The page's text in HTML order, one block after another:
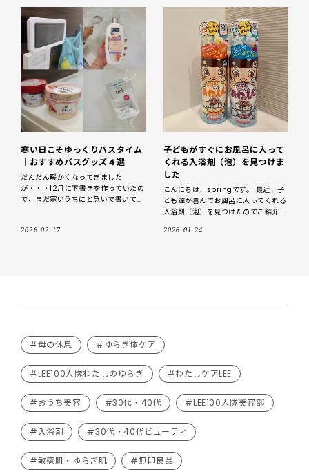
寒い日こそゆっくりバスタイム
｜おすすめバスグッズ４選
だんだん暖かくなってきました
が・・・12月に下書きを作っていたの
で、まだ寒いうちにと急いで書いてお
（とても面倒）です
2026.02.17
子どもがすぐにお風呂に入って
くれる入浴剤（泡）を見つけま
した
こんにちは、springです。 最近、子
ども達が喜んでお風呂に入ってくれる
入浴剤（泡）を見つけたのでご紹介し
わ泡で好きな形が作れる、楽しく遊べ
2026.01.24
#母の休息 #ゆらぎ体ケア
#LEE100人隊わたしのゆらぎ #わたしケアLEE
#おうち美容 #30代・40代 #LEE100人隊美容部
#入浴剤 #30代・40代ビューティ
#敏感肌・ゆらぎ肌 #無印良品